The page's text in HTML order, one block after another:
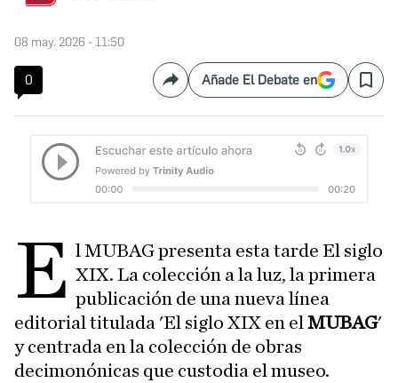
08 may. 2026 - 11:50
0 CompartirAñade El Debate en Save
E l MUBAG presenta esta tarde El siglo
XIX. La colección a la luz, la primera
publicación de una nueva línea
editorial titulada 'El siglo XIX en el MUBAG'
y centrada en la colección de obras
decimonónicas que custodia el museo.